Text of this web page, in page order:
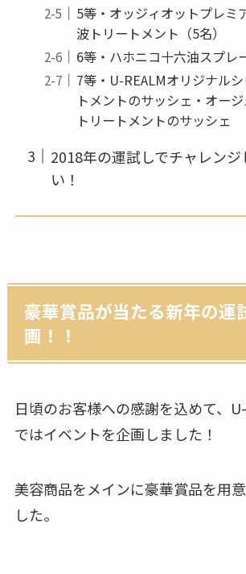
5等・オッジィオットプレミ
波トリートメント（5名）
6等・ハホニコ十六油スプレ
7等・U-REALMオリジナル
トメントのサッシェ・オー
トリートメントのサッシェ
2018年の運試しでチャレンジ
い！
豪華賞品が当たる新年の運
画！！
日頃のお客様への感謝を込めて、
ではイベントを企画しました！
美容商品をメインに豪華賞品を用
した。